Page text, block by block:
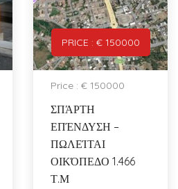
PRICE : € 150000
Price : € 150000
ΣΠΆΡΤΗ
ΕΠΈΝΔΥΣΗ –
ΠΩΛΕΊΤΑΙ
ΟΙΚΌΠΕΔΟ 1.466
Τ.Μ